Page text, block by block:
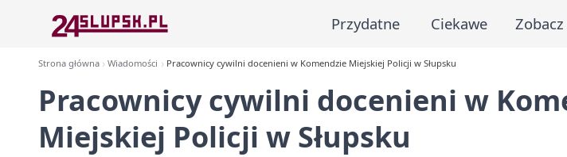
Przydatne Ciekawe Zobacz
Strona główna Wiadomości Pracownicy cywilni docenieni w Komendzie Miejskiej Policji w Słupsku
Pracownicy cywilni docenieni w
Miejskiej Policji w Słupsku